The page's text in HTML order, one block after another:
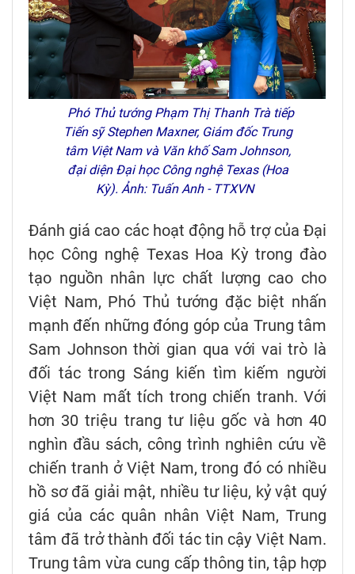
Phó Thủ tướng Phạm Thị Thanh Trà tiếp
Tiến sỹ Stephen Maxner, Giám đốc Trung
tâm Việt Nam và Văn khố Sam Johnson,
đại diện Đại học Công nghệ Texas (Hoa
Kỳ). Ảnh: Tuấn Anh - TTXVN
Đánh giá cao các hoạt động hỗ trợ của Đại
học Công nghệ Texas Hoa Kỳ trong đào
tạo nguồn nhân lực chất lượng cao cho
Việt Nam, Phó Thủ tướng đặc biệt nhấn
mạnh đến những đóng góp của Trung tâm
Sam Johnson thời gian qua với vai trò là
đối tác trong Sáng kiến tìm kiếm người
Việt Nam mất tích trong chiến tranh. Với
hơn 30 triệu trang tư liệu gốc và hơn 40
nghìn đầu sách, công trình nghiên cứu về
chiến tranh ở Việt Nam, trong đó có nhiều
hồ sơ đã giải mật, nhiều tư liệu, kỷ vật quý
giá của các quân nhân Việt Nam, Trung
tâm đã trở thành đối tác tin cậy Việt Nam.
Trung tâm vừa cung cấp thông tin, tập hợp